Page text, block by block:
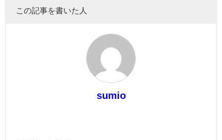
この記事を書いた人
sumio